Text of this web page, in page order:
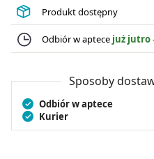
paracetamolu, fenylefryny
leczniczy ma formę
rozpuszczania.
Produkt dostępny
Odbiór w aptece już jutro
Sposoby
Odbiór w aptece
Kurier